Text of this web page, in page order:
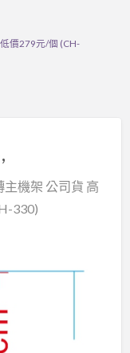
價279元/個 (CH-
機架 公司貨 高
330)